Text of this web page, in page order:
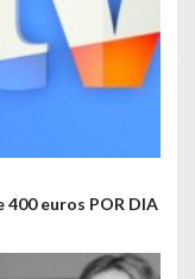
euros POR DIA